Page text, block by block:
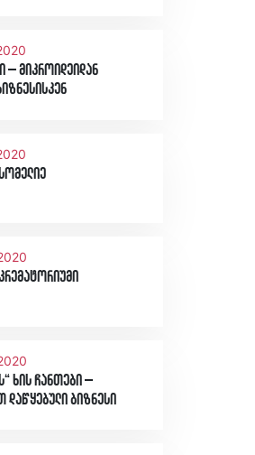
– მიკროიდეიდან
ხის ჩანთები –
დაწყებული ბიზნესი